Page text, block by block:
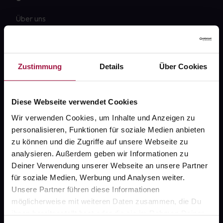
Zustimmung Details Über Cookies
Diese Webseite verwendet Cookies
Wir verwenden Cookies, um Inhalte und Anzeigen zu
personalisieren, Funktionen für soziale Medien anbieten
zu können und die Zugriffe auf unsere Webseite zu
analysieren. Außerdem geben wir Informationen zu
Deiner Verwendung unserer Webseite an unsere Partner
für soziale Medien, Werbung und Analysen weiter.
Unsere Partner führen diese Informationen
möglicherweise mit weiteren Daten zusammen, die Du
ihnen bereitgestellt hast oder die sie im Rahmen Deiner
Über uns
Newsletter
Sanitätshäuser
AGB
Impressum